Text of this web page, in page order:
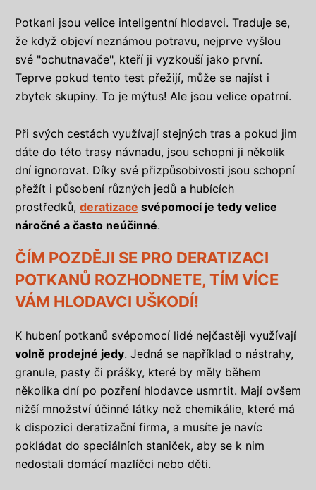
Potkani jsou velice inteligentní hlodavci. Traduje se,
že když objeví neznámou potravu, nejprve vyšlou
své "ochutnavače", kteří ji vyzkouší jako první.
Teprve pokud tento test přežijí, může se najíst i
zbytek skupiny. To je mýtus! Ale jsou velice opatrní.
Při svých cestách využívají stejných tras a pokud jim
dáte do této trasy návnadu, jsou schopni ji několik
dní ignorovat. Díky své přizpůsobivosti jsou schopní
přežít i působení různých jedů a hubících
prostředků, deratizace svépomocí je tedy velice
náročné a často neúčinné.
ČÍM POZDĚJI SE PRO DERATIZACI
POTKANŮ ROZHODNETE, TÍM VÍCE
VÁM HLODAVCI UŠKODÍ!
K hubení potkanů svépomocí lidé nejčastěji využívají
volně prodejné jedy. Jedná se například o nástrahy,
granule, pasty či prášky, které by měly během
několika dní po pozření hlodavce usmrtit. Mají ovšem
nižší množství účinné látky než chemikálie, které má
k dispozici deratizační firma, a musíte je navíc
pokládat do speciálních staniček, aby se k nim
nedostali domácí mazlíčci nebo děti.